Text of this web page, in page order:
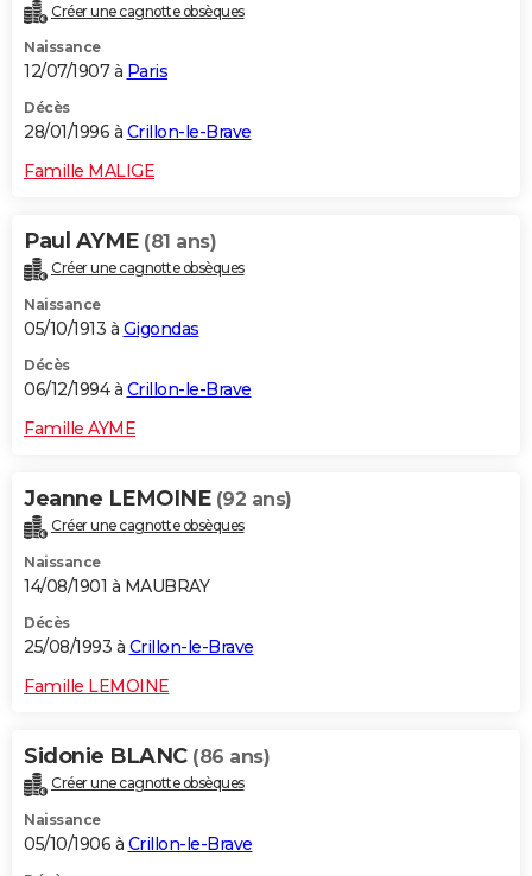
Créer une cagnotte obsèques
Naissance
12/07/1907 à Paris
Décès
28/01/1996 à Crillon-le-Brave
Famille MALIGE
Paul AYME (81 ans)
Créer une cagnotte obsèques
Naissance
05/10/1913 à Gigondas
Décès
06/12/1994 à Crillon-le-Brave
Famille AYME
Jeanne LEMOINE (92 ans)
Créer une cagnotte obsèques
Naissance
14/08/1901 à MAUBRAY
Décès
25/08/1993 à Crillon-le-Brave
Famille LEMOINE
Sidonie BLANC (86 ans)
Créer une cagnotte obsèques
Naissance
05/10/1906 à Crillon-le-Brave